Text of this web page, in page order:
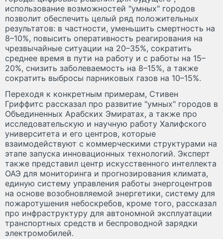
использование возможностей "умных" городов
позволит обеспечить целый ряд положительных
результатов: в частности, уменьшить смертность на
8–10%, повысить оперативность реагирования на
чрезвычайные ситуации на 20–35%, сократить
среднее время в пути на работу и с работы на 15–
20%, снизить заболеваемость на 8–15%, а также
сократить выбросы парниковых газов на 10–15%.
Переходя к конкретным примерам, Стивен
Гриффитс рассказал про развитие "умных" городов в
Объединенных Арабских Эмиратах, а также про
исследовательскую и научную работу Халифского
университета и его центров, которые
взаимодействуют с коммерческими структурами на
этапе запуска инновационных технологий. Эксперт
также представил центр искусственного интеллекта
ОАЭ для мониторинга и прогнозирования климата,
единую систему управления работы энергоцентров
на основе возобновляемой энергетики, систему для
пожаротушения небоскребов, кроме того, рассказал
про инфраструктуру для автономной эксплуатации
транспортных средств и беспроводной зарядки
электромобилей.